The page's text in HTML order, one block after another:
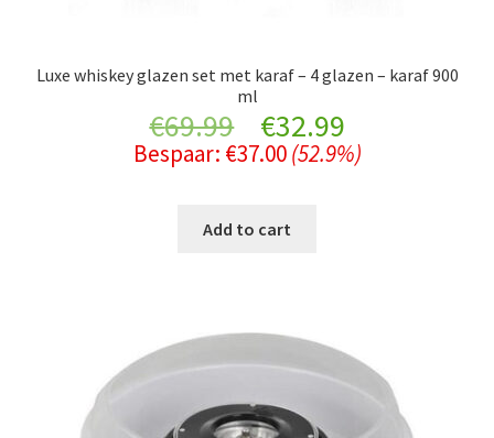
Luxe whiskey glazen set met karaf – 4 glazen – karaf 900
ml
€69.99
Original
price
was:
€32.99Current
price
Bespaar: €37.00 (52.9%)
Add to cart